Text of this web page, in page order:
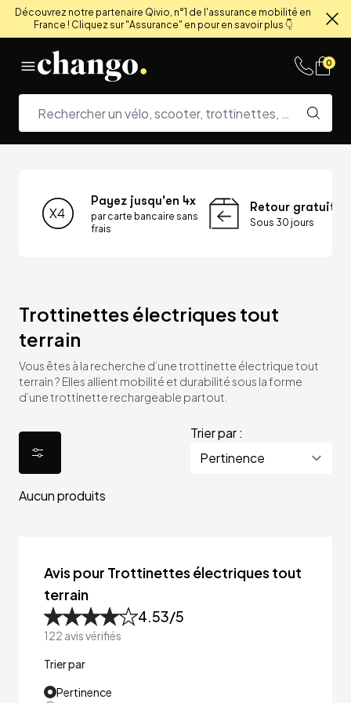
Découvrez notre partenaire Qivio, n°1 de l'assurance mobilité en
France ! Cliquez sur "Assurance" en pour en savoir plus 👇
0
Payez jusqu'en 4x
par carte bancaire sans
frais
Retour gratuit
Sous 30 jours
Trottinettes électriques tout
terrain
Vous êtes à la recherche d’une trottinette électrique tout
terrain ? Elles allient mobilité et durabilité sous la forme
d’une trottinette rechargeable partout.
Trier par :
Aucun produits
Avis pour Trottinettes électriques tout
terrain
4.53/5
122 avis vérifiés
Trier par
Pertinence